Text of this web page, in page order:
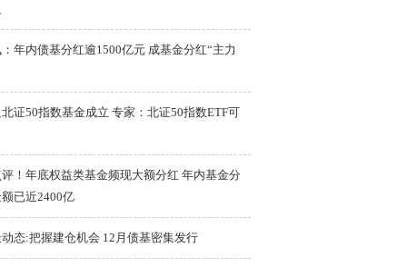
年内债基分红逾1500亿元 成基金分红“主力
证50指数基金成立 专家：北证50指数ETF可
！年底权益类基金频现大额分红 年内基金分
已近2400亿
态:把握建仓机会 12月债基密集发行